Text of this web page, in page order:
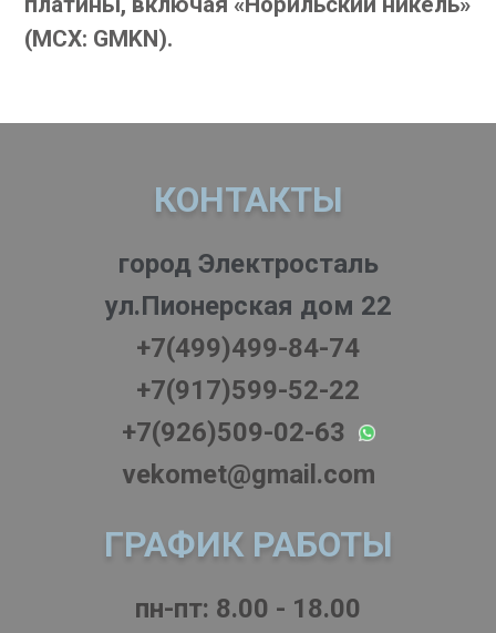
(MCX: GMKN).
КОНТАКТЫ
город Электросталь
ул.Пионерская дом 22
+7(499)499-84-74
+7(917)599-52-22
+7(926)509-02-63
vekomet@gmail.com
ГРАФИК РАБОТЫ
пн-пт: 8.00 - 18.00